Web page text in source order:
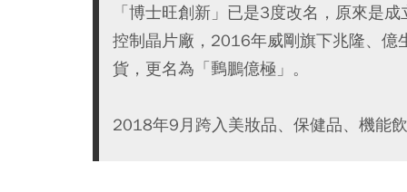
「博士旺創新」已是3度改名，原來是
控制晶片廠，2016年威剛旗下兆隆、億
貨，更名為「䳯鵬億極」。
2018年9月跨入美妝品、保健品、機能